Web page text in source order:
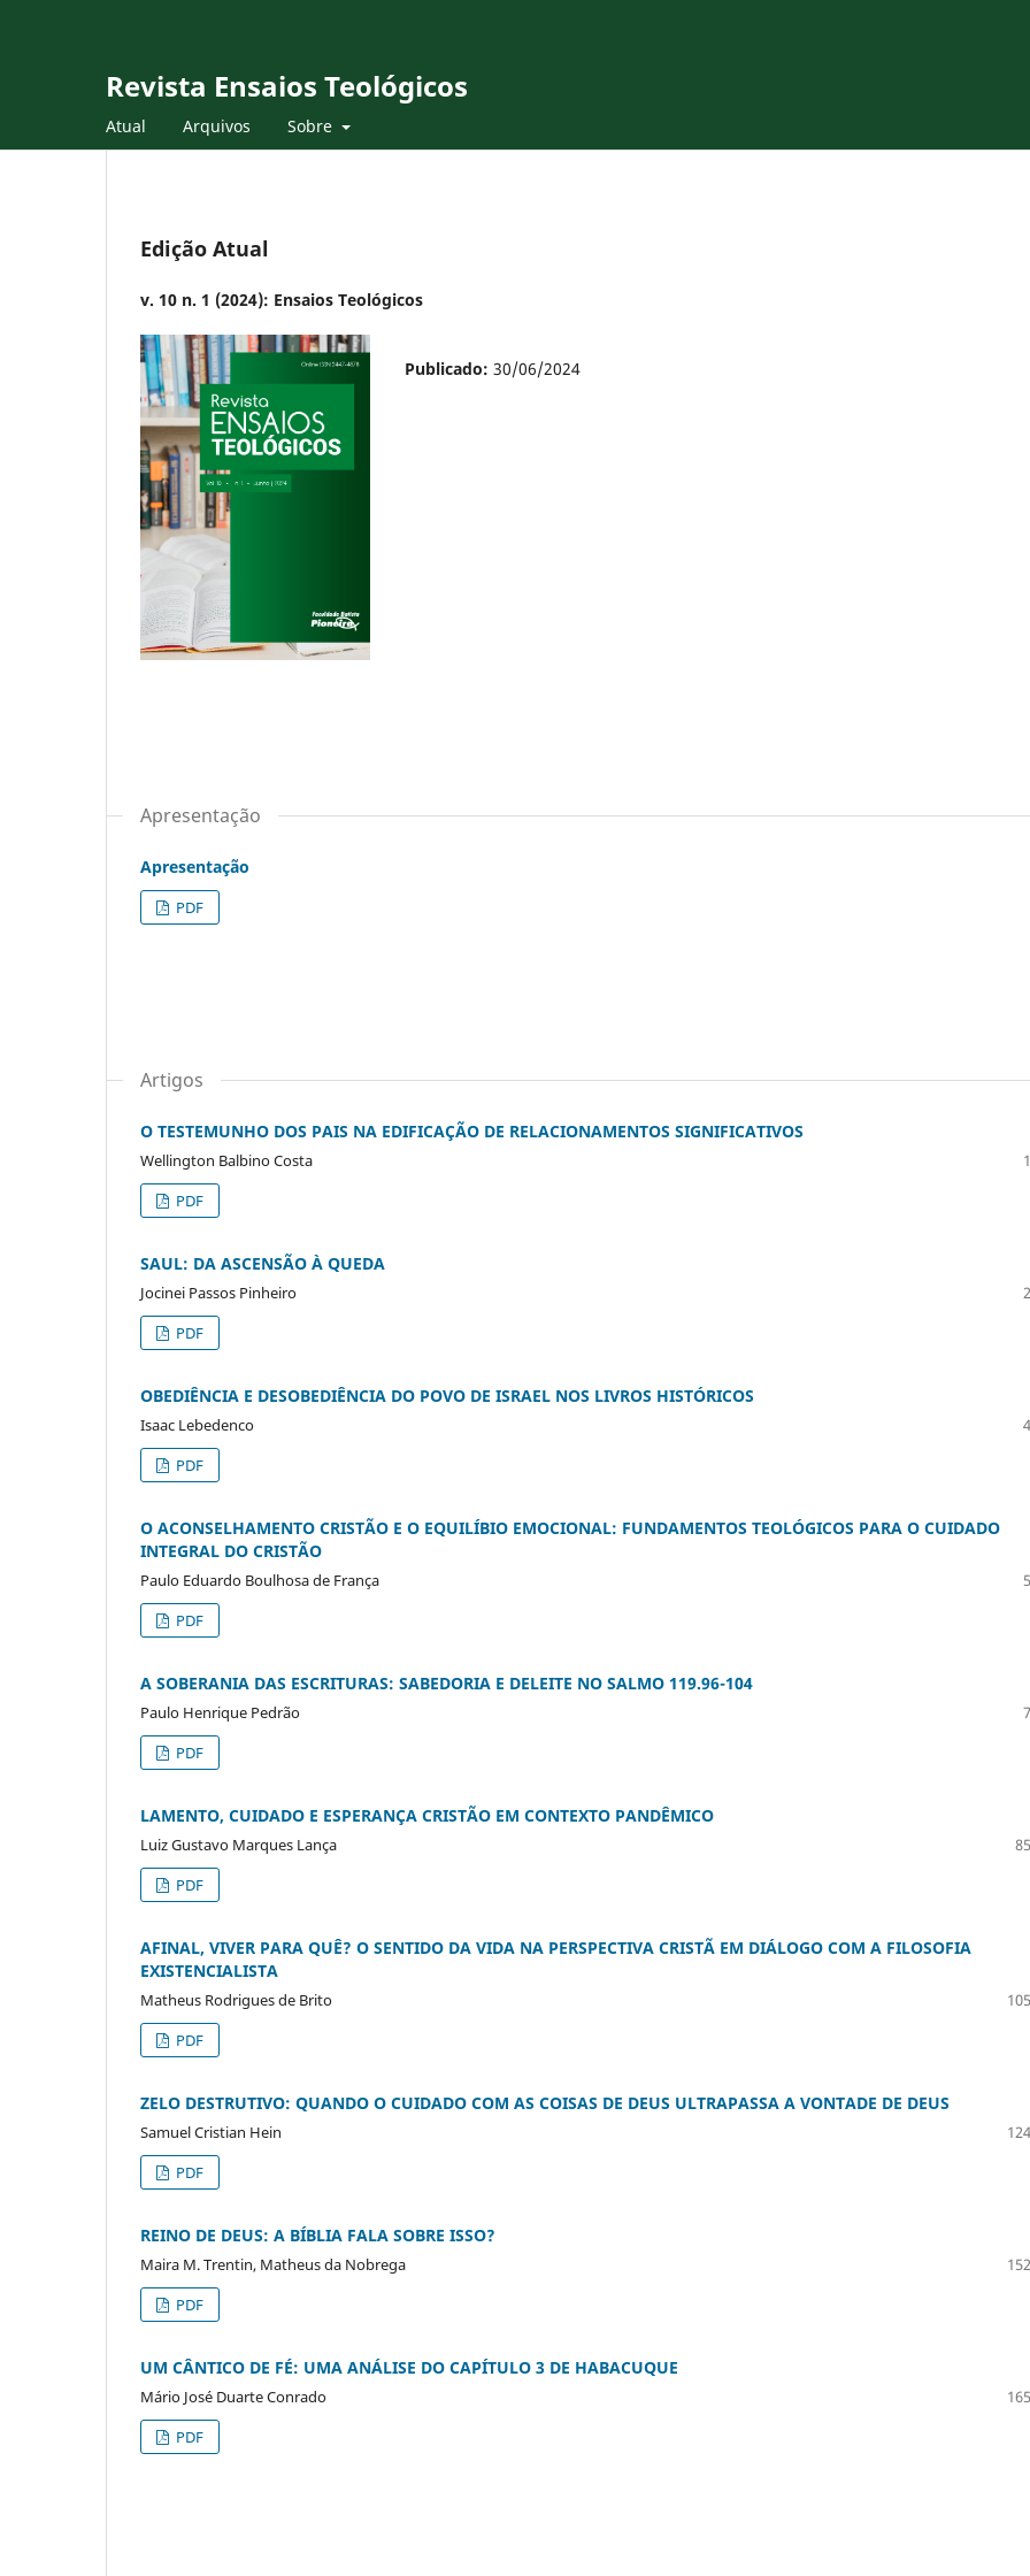
Revista Ensaios Teológicos
Atual Arquivos Sobre
Edição Atual
v. 10 n. 1 (2024): Ensaios Teológicos
Publicado: 30/06/2024
Apresentação
Apresentação
PDF
Artigos
O TESTEMUNHO DOS PAIS NA EDIFICAÇÃO DE RELACIONAMENTOS SIGNIFICATIVOS
Wellington Balbino Costa
PDF
SAUL: DA ASCENSÃO À QUEDA
Jocinei Passos Pinheiro
PDF
OBEDIÊNCIA E DESOBEDIÊNCIA DO POVO DE ISRAEL NOS LIVROS HISTÓRICOS
Isaac Lebedenco
PDF
O ACONSELHAMENTO CRISTÃO E O EQUILÍBIO EMOCIONAL: FUNDAMENTOS TEOLÓGICOS PARA O CUIDADO
INTEGRAL DO CRISTÃO
Paulo Eduardo Boulhosa de França
PDF
A SOBERANIA DAS ESCRITURAS: SABEDORIA E DELEITE NO SALMO 119.96-104
Paulo Henrique Pedrão
PDF
LAMENTO, CUIDADO E ESPERANÇA CRISTÃO EM CONTEXTO PANDÊMICO
Luiz Gustavo Marques Lança
PDF
AFINAL, VIVER PARA QUÊ? O SENTIDO DA VIDA NA PERSPECTIVA CRISTÃ EM DIÁLOGO COM A FILOSOFIA
EXISTENCIALISTA
Matheus Rodrigues de Brito
PDF
ZELO DESTRUTIVO: QUANDO O CUIDADO COM AS COISAS DE DEUS ULTRAPASSA A VONTADE DE DEUS
Samuel Cristian Hein
PDF
REINO DE DEUS: A BÍBLIA FALA SOBRE ISSO?
Maira M. Trentin, Matheus da Nobrega
PDF
UM CÂNTICO DE FÉ: UMA ANÁLISE DO CAPÍTULO 3 DE HABACUQUE
Mário José Duarte Conrado
PDF